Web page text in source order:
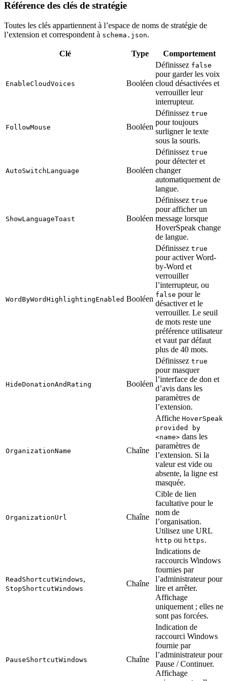
Référence des clés de stratégie
Toutes les clés appartiennent à l’espace de noms de stratégie de
l’extension et correspondent à schema.json.
Clé Type Comportement
EnableCloudVoices Booléen
Définissez false
pour garder les voix
cloud désactivées et
verrouiller leur
interrupteur.
FollowMouse Booléen
Définissez true
pour toujours
surligner le texte
sous la souris.
AutoSwitchLanguage Booléen
Définissez true
pour détecter et
changer
automatiquement de
langue.
ShowLanguageToast Booléen
Définissez true
pour afficher un
message lorsque
HoverSpeak change
de langue.
WordByWordHighlightingEnabled Booléen
Définissez true
pour activer Word-
by-Word et
verrouiller
l’interrupteur, ou
false pour le
désactiver et le
verrouiller. Le seuil
de mots reste une
préférence utilisateur
et vaut par défaut
plus de 40 mots.
HideDonationAndRating Booléen
Définissez true
pour masquer
l’interface de don et
d’avis dans les
paramètres de
l’extension.
OrganizationName Chaîne
Affiche HoverSpeak
provided by
<name> dans les
paramètres de
l’extension. Si la
valeur est vide ou
absente, la ligne est
masquée.
OrganizationUrl Chaîne
Cible de lien
facultative pour le
nom de
l’organisation.
Utilisez une URL
http ou https.
ReadShortcutWindows,
StopShortcutWindows
Chaîne
Indications de
raccourcis Windows
fournies par
l’administrateur pour
lire et arrêter.
Affichage
uniquement ; elles ne
sont pas forcées.
PauseShortcutWindows Chaîne
Indication de
raccourci Windows
fournie par
l’administrateur pour
Pause / Continuer.
Affichage